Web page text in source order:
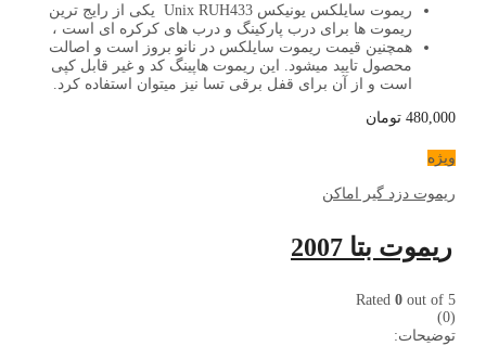
ریموت سایلکس یونیکس Unix RUH433 یکی از رایج ترین
ریموت ها برای درب پارکینگ و درب های کرکره ای است ،
همچنین قیمت ریموت سایلکس در نانو بروز است و اصالت
محصول تایید میشود.
این ریموت هاپینگ کد و غیر قابل کپی
است و از آن برای قفل برقی تسا نیز میتوان استفاده کرد.
480,000 تومان
ویژه
ریموت دزد گیر اماکن
ریموت بتا 2007
Rated 0 out of 5
(0)
توضیحات: